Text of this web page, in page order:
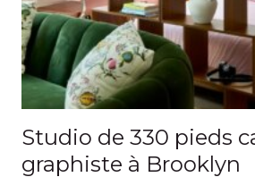
Studio de 330 pieds
graphiste à Brooklyn